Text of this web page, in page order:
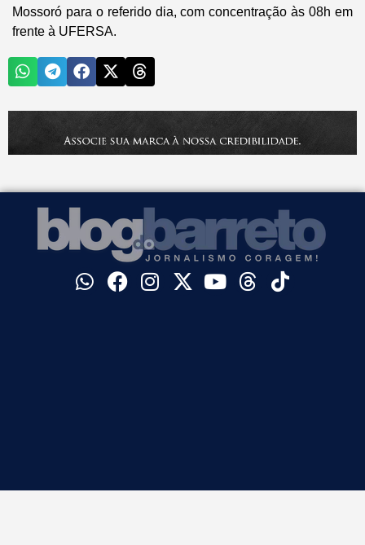
Mossoró para o referido dia, com concentração às 08h em
frente à UFERSA.